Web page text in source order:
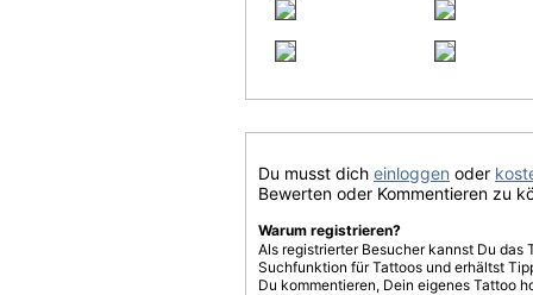
Du musst dich einloggen oder
Bewerten oder Kommentieren zu
Warum registrieren?
Als registrierter Besucher kannst Du
Suchfunktion für Tattoos und erhältst
Du kommentieren, Dein eigenes Tattoo